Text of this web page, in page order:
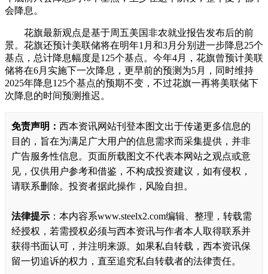
会降息。
花旗最新观点是基于周五美国非农就业报告发布后的前
景。花旗还预计美联储将在明年1月和3月分别进一步降息25个
基点，总计降息幅度是125个基点。今年4月，花旗曾预计美联
储将在6月实施下一次降息，更早前的预测为5月，同时维持
2025年降息125个基点的预期不变，不过花旗一再将美联储下
次降息的时间预测推迟。
免责声明： 西本资讯网站刊登本图文出于传递更多信息的
目的，旨在为满足广大用户的信息需求而采集提供，并非
广告服务性信息。页面所载图文不代表本网站之观点或意
见，仅供用户参考和借鉴，不构成投资建议，如有侵权，
请联系删除。投资者据此操作，风险自担。
法律提示 ：本内容系www.steelx2.com编辑、整理，转载需
经授权，若需授权必须与西本资讯与作者本人取得联系并
获得书面认可，并注明来源。如果私自转载，西本资讯保
留一切追诉的权力，直至追究私自转载者的法律责任。